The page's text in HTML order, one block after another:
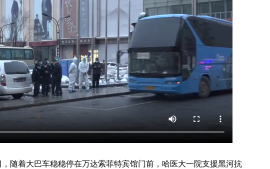
着大巴车稳稳停在万达索菲特宾馆门前，哈医大一院支援黑河抗